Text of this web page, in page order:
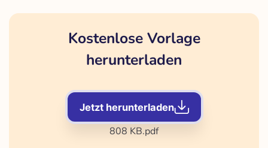
Kostenlose Vorlage
herunterladen
Jetzt herunterladen
808 KB.pdf